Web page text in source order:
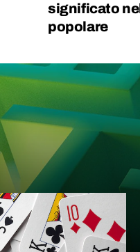
significato
popolare